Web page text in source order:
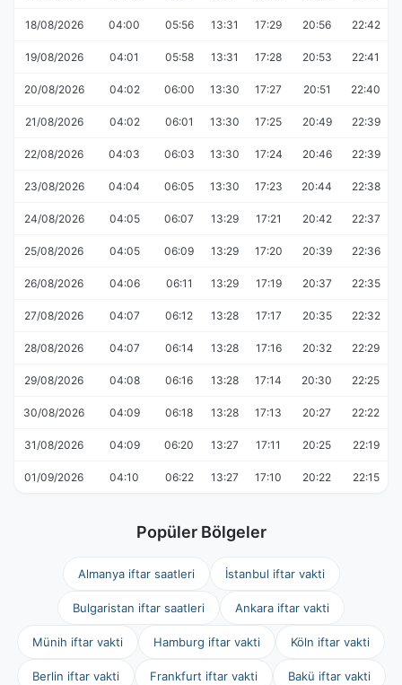
18/08/2026 04:00 05:56 13:31 17:29 20:56 22:42
19/08/2026 04:01 05:58 13:31 17:28 20:53 22:41
20/08/2026 04:02 06:00 13:30 17:27 20:51 22:40
21/08/2026 04:02 06:01 13:30 17:25 20:49 22:39
22/08/2026 04:03 06:03 13:30 17:24 20:46 22:39
23/08/2026 04:04 06:05 13:30 17:23 20:44 22:38
24/08/2026 04:05 06:07 13:29 17:21 20:42 22:37
25/08/2026 04:05 06:09 13:29 17:20 20:39 22:36
26/08/2026 04:06 06:11 13:29 17:19 20:37 22:35
27/08/2026 04:07 06:12 13:28 17:17 20:35 22:32
28/08/2026 04:07 06:14 13:28 17:16 20:32 22:29
29/08/2026 04:08 06:16 13:28 17:14 20:30 22:25
30/08/2026 04:09 06:18 13:28 17:13 20:27 22:22
31/08/2026 04:09 06:20 13:27 17:11 20:25 22:19
01/09/2026 04:10 06:22 13:27 17:10 20:22 22:15
Popüler Bölgeler
Almanya iftar saatleri İstanbul iftar vakti
Bulgaristan iftar saatleri Ankara iftar vakti
Münih iftar vakti Hamburg iftar vakti Köln iftar vakti
Berlin iftar vakti Frankfurt iftar vakti Bakü iftar vakti